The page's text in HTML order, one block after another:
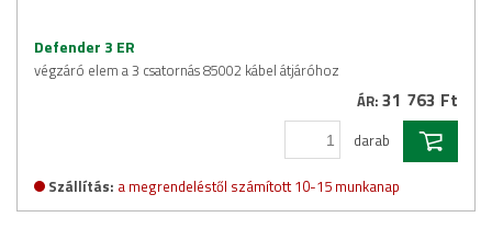
Defender 3 ER
végzáró elem a 3 csatornás 85002 kábel átjáróhoz
ÁR: 31 763 Ft
darab
Szállítás: a megrendeléstől számított 10-15 munkanap